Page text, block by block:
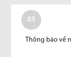
03
Thông báo về